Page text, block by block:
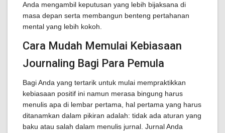
Anda mengambil keputusan yang lebih bijaksana di
masa depan serta membangun benteng pertahanan
mental yang lebih kokoh.
Cara Mudah Memulai Kebiasaan
Journaling Bagi Para Pemula
Bagi Anda yang tertarik untuk mulai mempraktikkan
kebiasaan positif ini namun merasa bingung harus
menulis apa di lembar pertama, hal pertama yang harus
ditanamkan dalam pikiran adalah: tidak ada aturan yang
baku atau salah dalam menulis jurnal. Jurnal Anda